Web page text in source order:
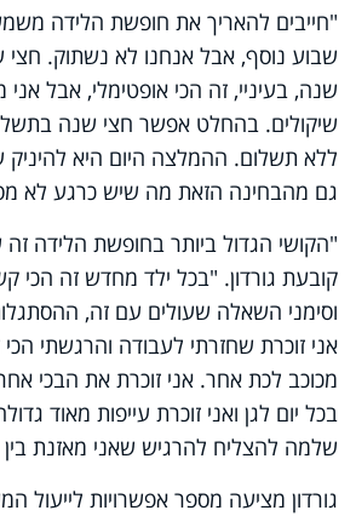
"חייבים להאריך את חופשת הלידה
שבוע נוסף, אבל אנחנו לא נשתוק.
שנה, בעיניי, זה הכי אופטימלי, אבל
שיקולים. בהחלט אפשר חצי שנה
ללא תשלום. ההמלצה היום היא להיניק
גם מהבחינה הזאת מה שיש כרגע לא
"הקושי הגדול ביותר בחופשת הלידה
קובעת גורדון. "בכל ילד מחדש זה הכי
וסימני השאלה שעולים עם זה,
אני זוכרת שחזרתי לעבודה והרגשתי הכי
מכוכב לכת אחר. אני זוכרת את הבכי
בכל יום לגן ואני זוכרת עייפות מאוד
שלמה להצליח להרגיש שאני מאזנת
גורדון מציעה מספר אפשרויות לייעול